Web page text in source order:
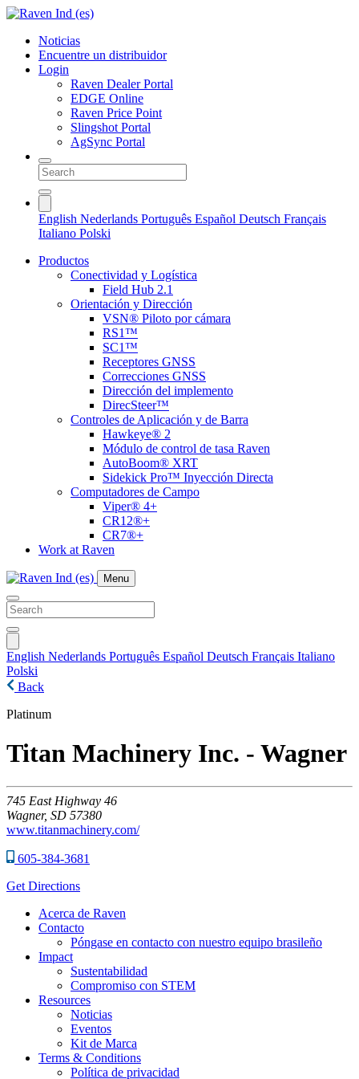
Noticias
Encuentre un distribuidor
Login
Raven Dealer Portal
EDGE Online
Raven Price Point
Slingshot Portal
AgSync Portal
English Nederlands Português Español Deutsch Français
Italiano Polski
Productos
Conectividad y Logística
Field Hub 2.1
Orientación y Dirección
VSN® Piloto por cámara
RS1™
SC1™
Receptores GNSS
Correcciones GNSS
Dirección del implemento
DirecSteer™
Controles de Aplicación y de Barra
Hawkeye® 2
Módulo de control de tasa Raven
AutoBoom® XRT
Sidekick Pro™ Inyección Directa
Computadores de Campo
Viper® 4+
CR12®+
CR7®+
Work at Raven
Menu
English Nederlands Português Español Deutsch Français Italiano
Polski
Back
Platinum
Titan Machinery Inc. - Wagner
745 East Highway 46
Wagner, SD 57380
www.titanmachinery.com/
605-384-3681
Get Directions
Acerca de Raven
Contacto
Póngase en contacto con nuestro equipo brasileño
Impact
Sustentabilidad
Compromiso con STEM
Resources
Noticias
Eventos
Kit de Marca
Terms & Conditions
Política de privacidad